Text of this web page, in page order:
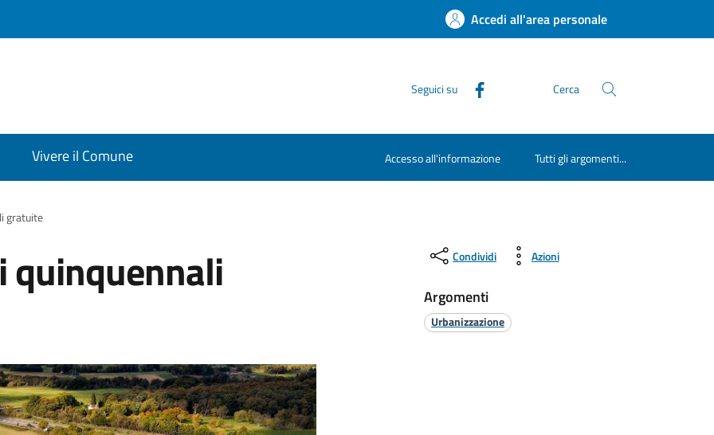
Accedi all'area personale
Seguici su Cerca
Vivere il Comune Accesso all'informazione Tutti gli argomenti...
gratuite
quinquennali Condividi Azioni
Argomenti
Urbanizzazione